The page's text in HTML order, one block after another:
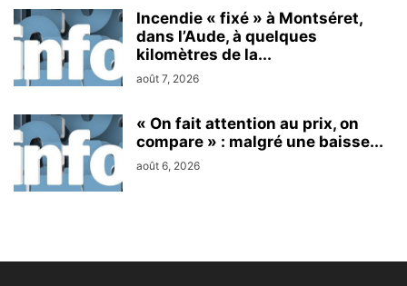
Incendie « fixé » à Montséret,
dans l’Aude, à quelques
kilomètres de la...
août 7, 2026
« On fait attention au prix, on
compare » : malgré une baisse...
août 6, 2026